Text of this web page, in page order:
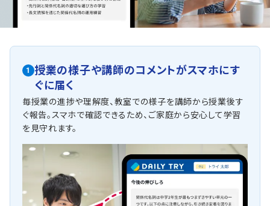
1
授業の様子や講師のコメントがスマホにす
ぐに届く
毎授業の進捗や理解度、教室での様子を講師から授業後す
ぐ報告。スマホで確認できるため、ご家庭から安心して学習
を見守れます。